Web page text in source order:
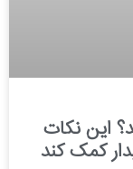
این نکات
کمک کند